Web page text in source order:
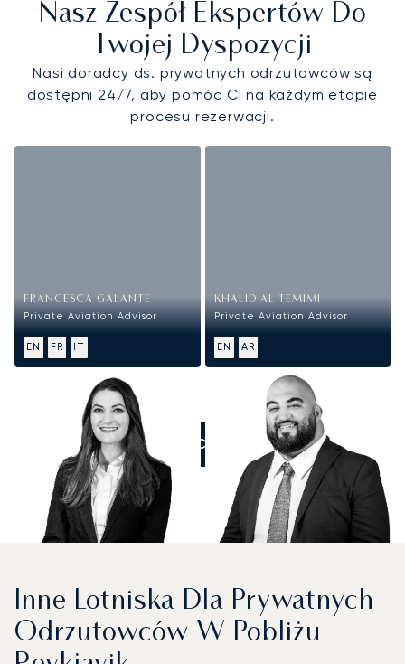
Nasz Zespół Ekspertów Do
Twojej Dyspozycji
Nasi doradcy ds. prywatnych odrzutowców są
dostępni 24/7, aby pomóc Ci na każdym etapie
procesu rezerwacji.
FRANCESCA GALANTE
Private Aviation Advisor
EN FR IT
KHALID AL TEMIMI
Private Aviation Advisor
EN AR
ZADZWOŃCIE DO NAS
Inne Lotniska Dla Prywatnych
Odrzutowców W Pobliżu